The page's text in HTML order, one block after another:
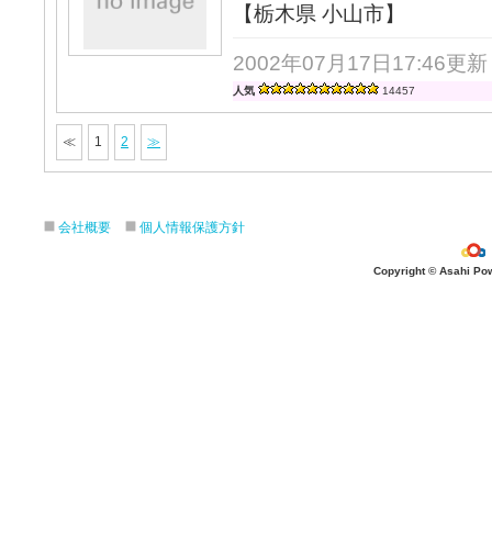
【栃木県 小山市】
2002年07月17日17:46更新
人気 14457
≪ 1 2 ≫
会社概要 個人情報保護方針
Copyright © Asahi